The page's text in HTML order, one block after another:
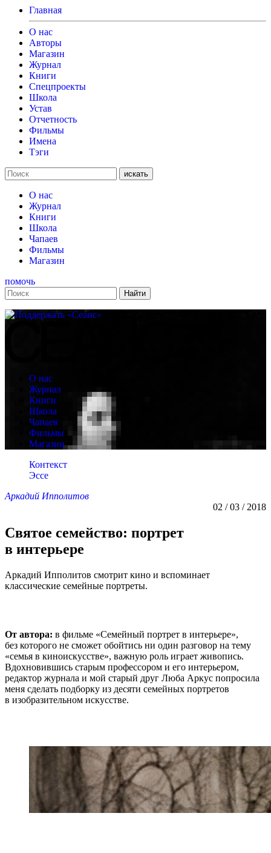
Главная
О нас
Авторы
Магазин
Журнал
Книги
Спецпроекты
Школа
Устав
Отчетность
Фильмы
Имена
Тэги
искать
О нас
Журнал
Книги
Школа
Чапаев
Фильмы
Магазин
помочь
О нас
Журнал
Книги
Школа
Чапаев
Фильмы
Магазин
Контекст
Эссе
Аркадий Ипполитов
02 / 03 / 2018
Святое семейство: портрет
в интерьере
Аркадий Ипполитов смотрит кино и вспоминает
классические семейные портреты.
От автора: в фильме «Семейный портрет в интерьере»,
без которого не сможет обойтись ни один разговор на тему
«семья в киноискусстве», важную роль играет живопись.
Вдохновившись старым профессором и его интерьером,
редактор журнала и мой старый друг Люба Аркус попросила
меня сделать подборку из десяти семейных портретов
в изобразительном искусстве.